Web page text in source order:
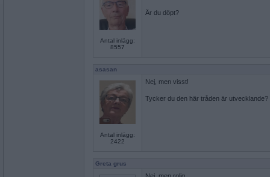
Antal inlägg:
8557
Är du döpt?
asasan
Antal inlägg:
2422
Nej, men visst!
Tycker du den här tråden är utvecklande?
Greta grus